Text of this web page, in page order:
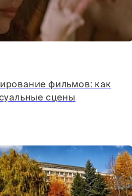
фильмов: как
сцены